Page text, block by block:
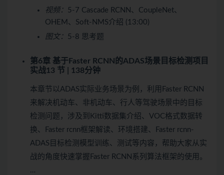
视频： 5-7 Cascade RCNN、CoupleNet、
OHEM、Soft-NMS介绍 (13:00)
图文： 5-8 思考题
第6章 基于Faster RCNN的ADAS场景目标检测项目
实战13 节 | 138分钟
本章节以ADAS实际业务场景为例，利用Faster RCNN
来解决机动车、非机动车、行人等驾驶场景中的目标
检测问题，涉及到Kitti数据集介绍、VOC格式数据转
换、Faster rcnn框架解读、环境搭建、Faster rcnn-
ADAS目标检测模型训练、测试等内容，帮助大家从实
战的角度快速掌握Faster RCNN系列算法框架的使用。
…